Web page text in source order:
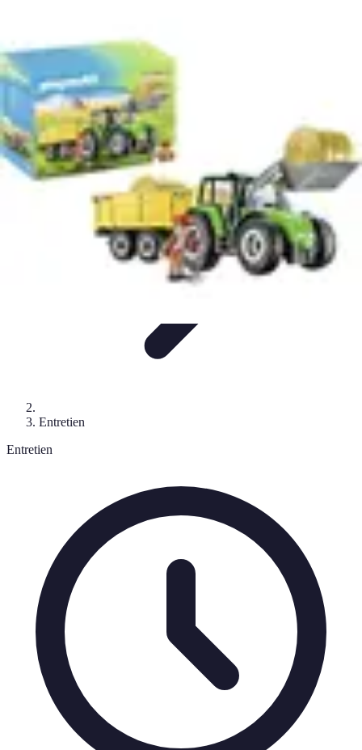
DiagnosticsGuide d'AchatEntretien et Maintenance
Pièces Détachées Tracteur
Entretien
Entretien